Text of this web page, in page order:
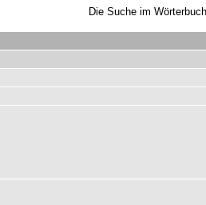
Die Suche im